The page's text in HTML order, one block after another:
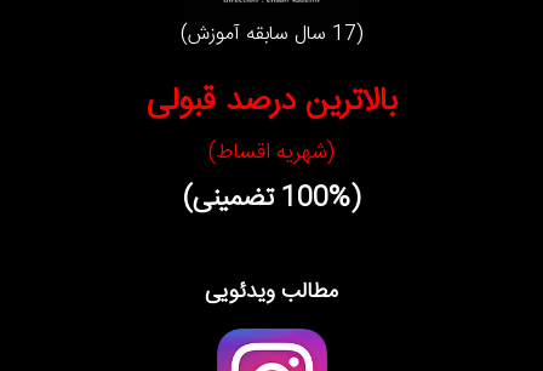
(17 سال سابقه آموزش)
بالاترین درصد قبولی
(شهریه اقساط)
(100% تضمینی)
مطالب ویدئویی